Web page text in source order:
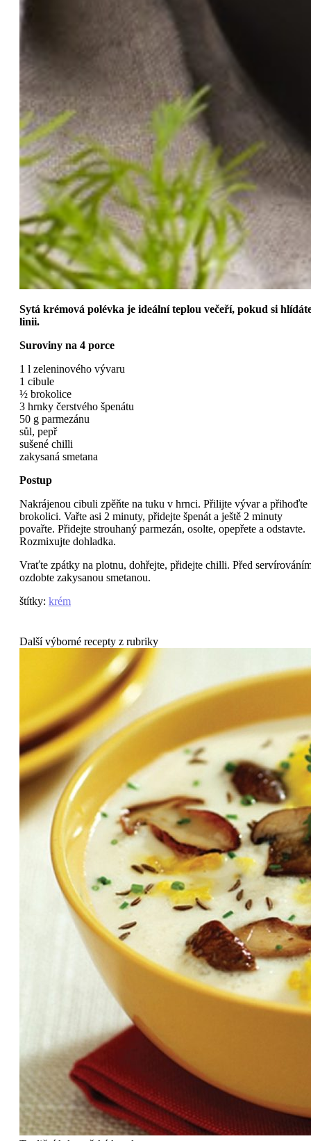
Sytá krémová polévka je ideální teplou večeří, pokud si
linii.
Suroviny na 4 porce
1 l zeleninového vývaru
1 cibule
½ brokolice
3 hrnky čerstvého špenátu
50 g parmezánu
sůl, pepř
sušené chilli
zakysaná smetana
Postup
Nakrájenou cibuli zpěňte na tuku v hrnci. Přilijte vývar a přihoďte
brokolici. Vařte asi 2 minuty, přidejte špenát a ještě 2 minuty
povařte. Přidejte strouhaný parmezán, osolte, opepřete a odstavte.
Rozmixujte dohladka.
Vraťte zpátky na plotnu, dohřejte, přidejte chilli. Před
ozdobte zakysanou smetanou.
štítky: krém
Další výborné recepty z rubriky